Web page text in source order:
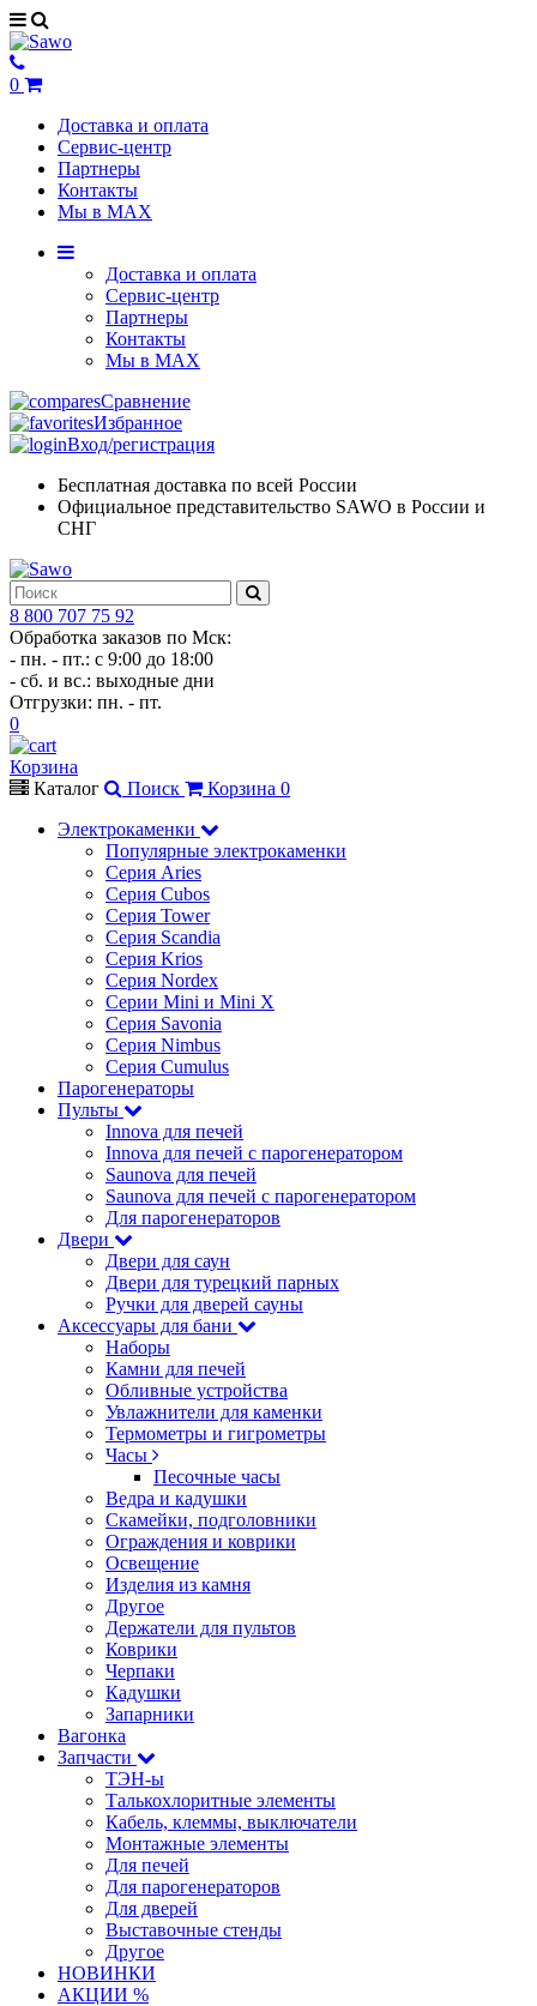
0
Доставка и оплата
Сервис-центр
Партнеры
Контакты
Мы в MAX
Доставка и оплата
Сервис-центр
Партнеры
Контакты
Мы в MAX
Сравнение
Избранное
Вход/регистрация
Бесплатная доставка по всей России
Официальное представительство SAWO в России и
СНГ
8 800 707 75 92
Обработка заказов по Мск:
- пн. - пт.: с 9:00 до 18:00
- сб. и вс.: выходные дни
Отгрузки: пн. - пт.
0
Корзина
Каталог
Поиск Корзина 0
Электрокаменки
Популярные электрокаменки
Серия Aries
Серия Cubos
Серия Tower
Серия Scandia
Серия Krios
Серия Nordex
Серии Mini и Mini X
Серия Savonia
Серия Nimbus
Серия Cumulus
Парогенераторы
Пульты
Innova для печей
Innova для печей с парогенератором
Saunova для печей
Saunova для печей с парогенератором
Для парогенераторов
Двери
Двери для саун
Двери для турецкий парных
Ручки для дверей сауны
Аксессуары для бани
Наборы
Камни для печей
Обливные устройства
Увлажнители для каменки
Термометры и гигрометры
Часы
Песочные часы
Ведра и кадушки
Скамейки, подголовники
Ограждения и коврики
Освещение
Изделия из камня
Другое
Держатели для пультов
Коврики
Черпаки
Кадушки
Запарники
Вагонка
Запчасти
ТЭН-ы
Талькохлоритные элементы
Кабель, клеммы, выключатели
Монтажные элементы
Для печей
Для парогенераторов
Для дверей
Выставочные стенды
Другое
НОВИНКИ
АКЦИИ %